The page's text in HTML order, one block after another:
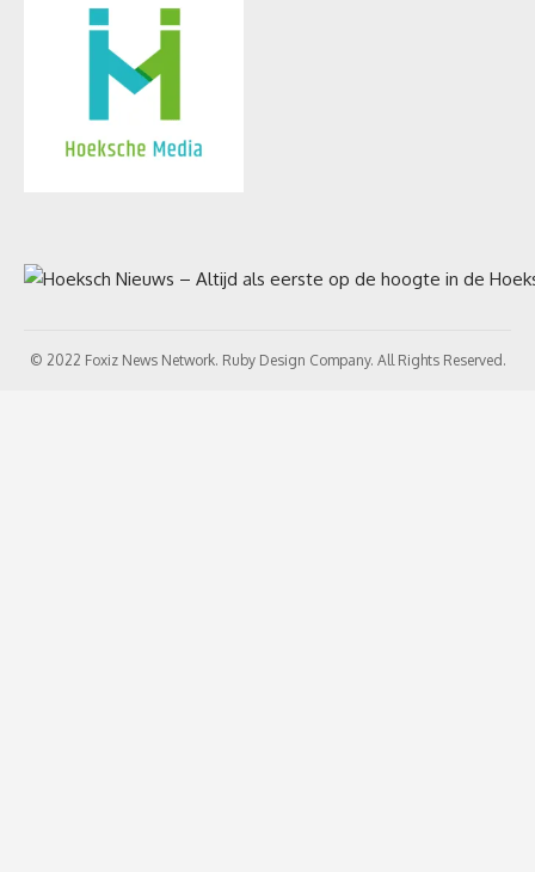
© 2022 Foxiz News Network. Ruby Design Company. All Rights Reserved.